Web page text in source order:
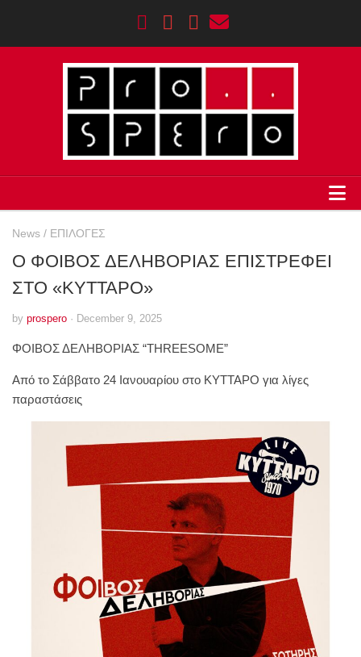
Σημαντικοί Σταθμοί
AGENDA
News / ΕΠΙΛΟΓΕΣ
Ο ΦΟΙΒΟΣ ΔΕΛΗΒΟΡΙΑΣ ΕΠΙΣΤΡΕΦΕΙ
ΣΤΟ «ΚΥΤΤΑΡΟ»
by prospero · December 9, 2025
ΦΟΙΒΟΣ ΔΕΛΗΒΟΡΙΑΣ “THREESOME”
Από το Σάββατο 24 Ιανουαρίου στο ΚΥΤΤΑΡΟ για λίγες
παραστάσεις